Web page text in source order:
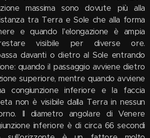
massima sono dovute più alla
tra Terra e Sole che alla forma
e quando l'elongazione è ampia
visibile per diverse ore.
davanti o dietro al Sole entrando
quando il passaggio avviene dietro
superiore, mentre quando avviene
congiunzione inferiore e la faccia
non è visibile dalla Terra in nessun
Il diametro angolare di Venere
inferiore è di circa 66 secondi